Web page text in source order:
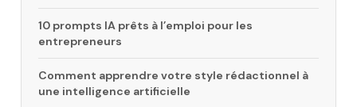
10 prompts IA prêts à l’emploi pour les
entrepreneurs
Comment apprendre votre style rédactionnel à
une intelligence artificielle